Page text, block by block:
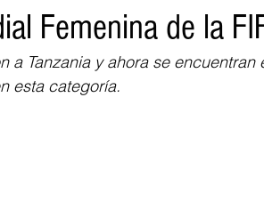
Hermanos Mayores Economía
Femenina de la
a Tanzania y ahora se
esta categoría.